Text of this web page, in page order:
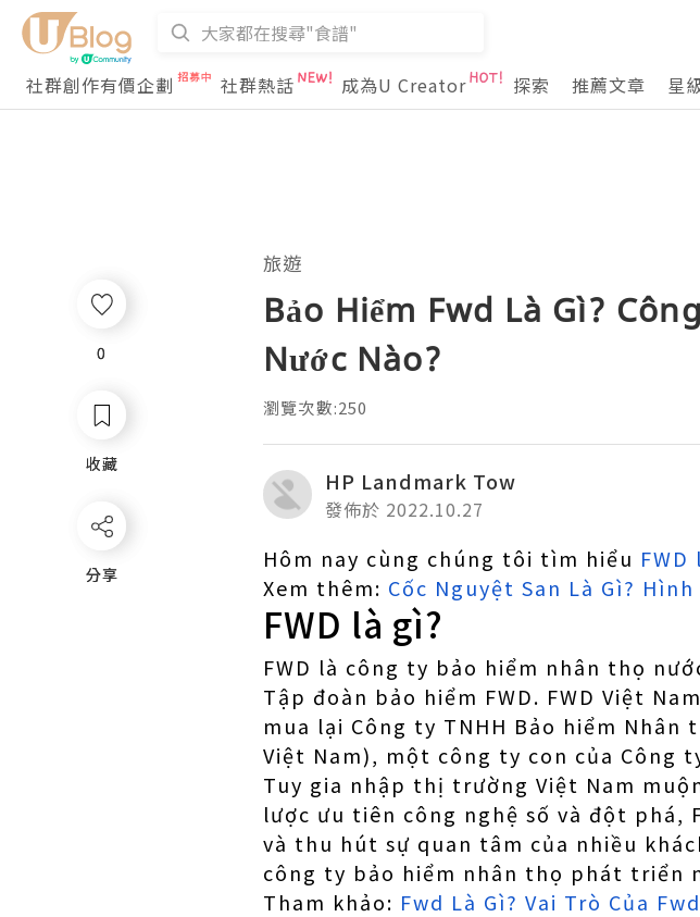
社群創作有價企劃
社群熱話 成為U Creator 探索 推薦文章 星
0
收藏
分享
旅遊
Bảo Hiểm Fwd Là Gì?
Nước Nào?
瀏覽次數:250
HP Landmark Tow
發佈於 2022.10.27
Hôm nay cùng chúng tôi tìm hiểu FWD
Xem thêm: Cốc Nguyệt San Là Gì?
FWD là gì?
FWD là công ty bảo hiểm nhân thọ
Tập đoàn bảo hiểm FWD. FWD Việt
mua lại Công ty TNHH Bảo hiểm
Việt Nam), một công ty con của Công
Tuy gia nhập thị trường Việt Nam
lược ưu tiên công nghệ số và đột phá,
và thu hút sự quan tâm của nhiều
công ty bảo hiểm nhân thọ phát
Tham khảo: Fwd Là Gì? Vai Trò Của
0
收藏
分享